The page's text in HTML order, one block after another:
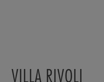
VILLA RIVOLI